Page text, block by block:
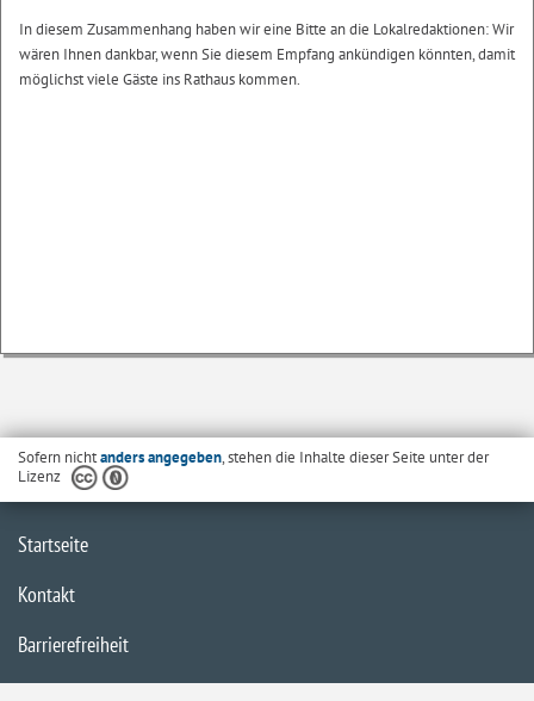
In diesem Zusammenhang haben wir eine Bitte an die Lokalredaktionen: Wir
wären Ihnen dankbar, wenn Sie diesem Empfang ankündigen könnten, damit
möglichst viele Gäste ins Rathaus kommen.
Sofern nichtanders angegeben, stehen die Inhalte dieser Seite unter der
Lizenz
Startseite
Kontakt
Barrierefreiheit